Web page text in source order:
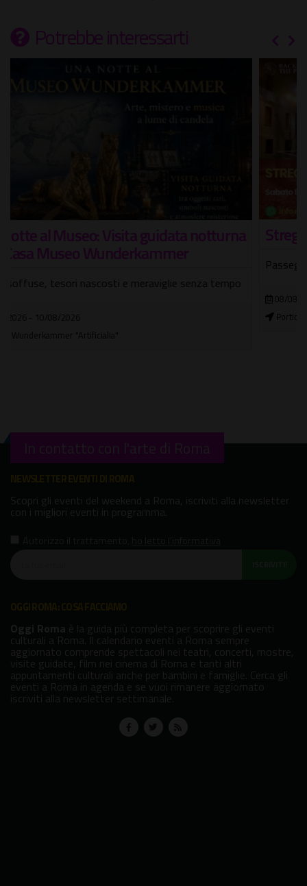
Potrebbe interessarti
Streghe e magia a Roma
Passeggiata alla scoperta dei luoghi più enigmatici di Roma
Portico di Ottavia
In contatto con l'arte di Roma